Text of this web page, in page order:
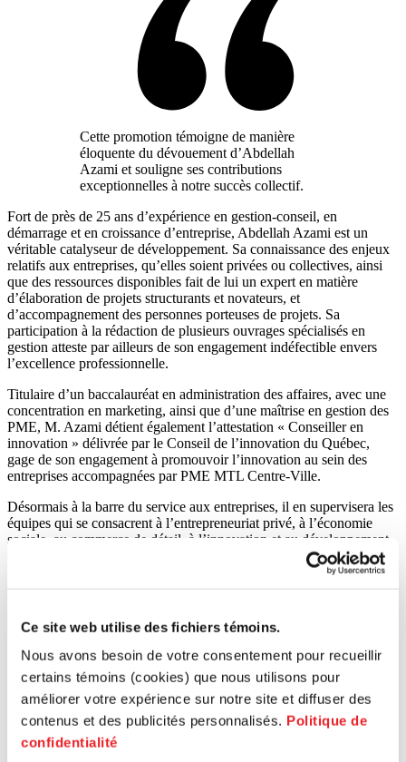
Ce site web utilise des fichiers témoins.
Nous avons besoin de votre consentement pour recueillir
certains témoins (cookies) que nous utilisons pour
améliorer votre expérience sur notre site et diffuser des
contenus et des publicités personnalisés. Politique de
confidentialité
Cette promotion témoigne de manière
éloquente du dévouement d’Abdellah
Azami et souligne ses contributions
exceptionnelles à notre succès collectif.
Fort de près de 25 ans d’expérience en gestion-conseil, en
démarrage et en croissance d’entreprise, Abdellah Azami est un
véritable catalyseur de développement. Sa connaissance des enjeux
relatifs aux entreprises, qu’elles soient privées ou collectives, ainsi
que des ressources disponibles fait de lui un expert en matière
d’élaboration de projets structurants et novateurs, et
d’accompagnement des personnes porteuses de projets. Sa
participation à la rédaction de plusieurs ouvrages spécialisés en
gestion atteste par ailleurs de son engagement indéfectible envers
l’excellence professionnelle.
Titulaire d’un baccalauréat en administration des affaires, avec une
concentration en marketing, ainsi que d’une maîtrise en gestion des
PME, M. Azami détient également l’attestation « Conseiller en
innovation » délivrée par le Conseil de l’innovation du Québec,
gage de son engagement à promouvoir l’innovation au sein des
entreprises accompagnées par PME MTL Centre-Ville.
Désormais à la barre du service aux entreprises, il en supervisera les
équipes qui se consacrent à l’entrepreneuriat privé, à l’économie
sociale, au commerce de détail, à l’innovation et au développement
Je suis fier et honoré de recevoir cette